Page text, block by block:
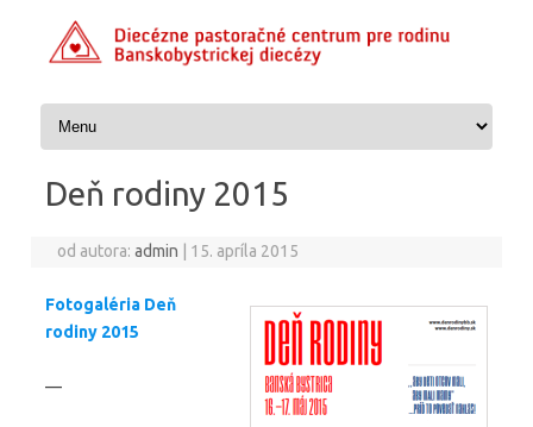
Preskočiť na obsah
Deň rodiny 2015
od autora:admin 15. apríla 2015
Fotogaléria Deň
rodiny 2015
—